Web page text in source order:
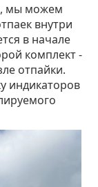
мы можем
внутри
в начале
комплект -
отпайки.
индикаторов